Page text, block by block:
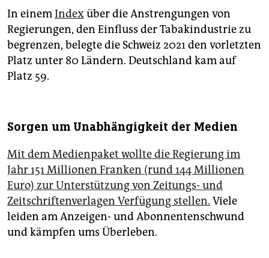
In einemIndexüber die Anstrengungen von
Regierungen, den Einfluss der Tabakindustrie zu
begrenzen, belegte die Schweiz 2021 den vorletzten
Platz unter 80 Ländern. Deutschland kam auf
Platz 59.
Sorgen um Unabhängigkeit der Medien
Mit dem Medienpaket wollte die Regierung im
Jahr 151 Millionen Franken (rund 144 Millionen
Euro) zur Unterstützung von Zeitungs- und
Zeitschriftenverlagen Verfügung stellen. Viele
leiden am Anzeigen- und Abonnentenschwund
und kämpfen ums Überleben.